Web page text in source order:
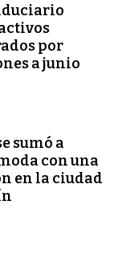
por
a junio
sumó a
con una
en la ciudad